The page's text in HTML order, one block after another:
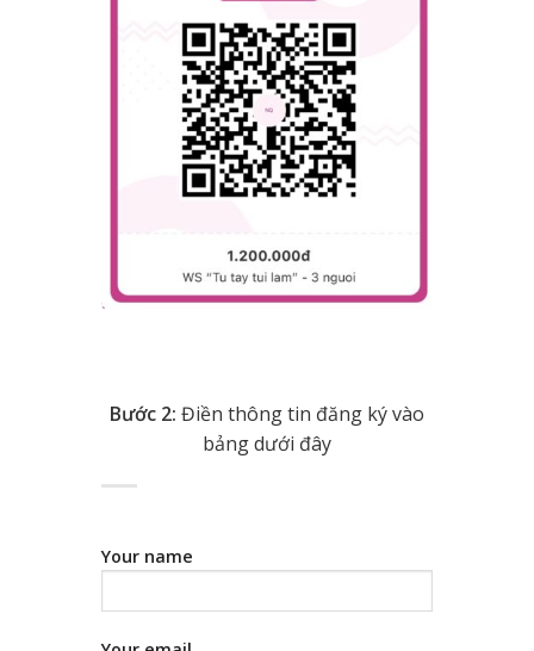
Bước 2: Điền thông tin đăng ký vào
bảng dưới đây
Your name